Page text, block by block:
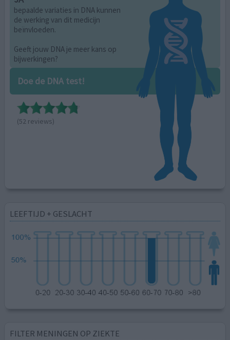
bepaalde variaties in DNA kunnen
de werking van dit medicijn
beïnvloeden.
Geeft jouw DNA je meer kans op
bijwerkingen?
Doe de DNA test!
(52 reviews)
LEEFTIJD + GESLACHT
FILTER MENINGEN OP ZIEKTE